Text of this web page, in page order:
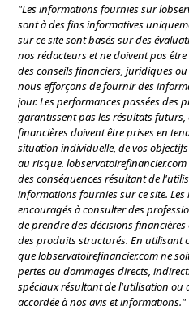
"Les informations fournies sur
sont à des fins informatives
sur ce site sont basés sur des
nos rédacteurs et ne doivent pas
des conseils financiers, juridiques
nous efforçons de fournir des
jour. Les performances passées des
garantissent pas les résultats futurs,
financières doivent être prises en
situation individuelle, de vos
au risque.
des conséquences résultant de
informations fournies sur ce site. Les
encouragés à consulter des
de prendre des décisions
des produits structurés. En utilisant
que lobservatoirefinancier.com ne
pertes ou dommages directs,
spéciaux résultant de l'utilisation ou
accordée à nos avis et informations."